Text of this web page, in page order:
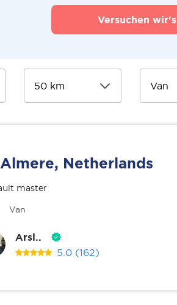
Versuchen wir's
Almere, Netherlands
master
Van
Arsl..
5.0 (162)